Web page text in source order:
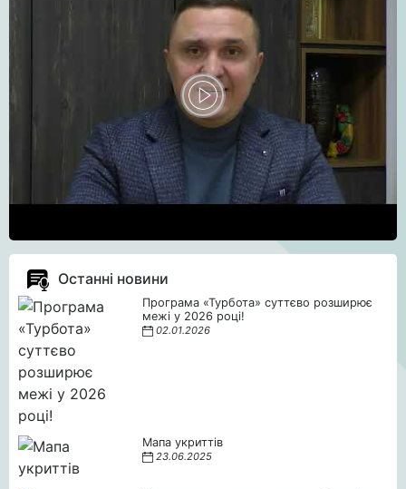
Останні новини
Програма «Турбота» суттєво розширює
межі у 2026 році!
02.01.2026
Мапа укриттів
23.06.2025